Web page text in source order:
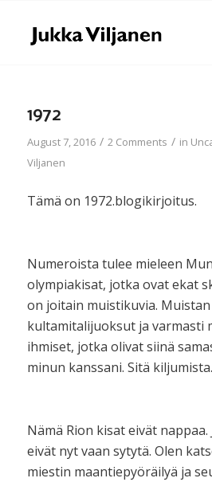
1972
August 7, 2016 / 2 Comments / in
Viljanen
Tämä on 1972.blogikirjoitus.
Numeroista tulee mieleen
olympiakisat, jotka ovat ekat
on joitain muistikuvia.
kultamitalijuoksut ja varmasti
ihmiset, jotka olivat siinä
minun kanssani. Sitä
Nämä Rion kisat eivät nappaa.
eivät nyt vaan sytytä. Olen
miestin maantiepyöräilyä ja